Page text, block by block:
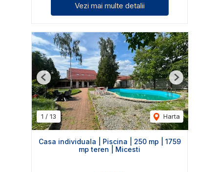
Vezi mai multe detalii
1 / 13 Harta
Previous Next
Casa individuala | Piscina | 250 mp | 1759
mp teren | Micesti